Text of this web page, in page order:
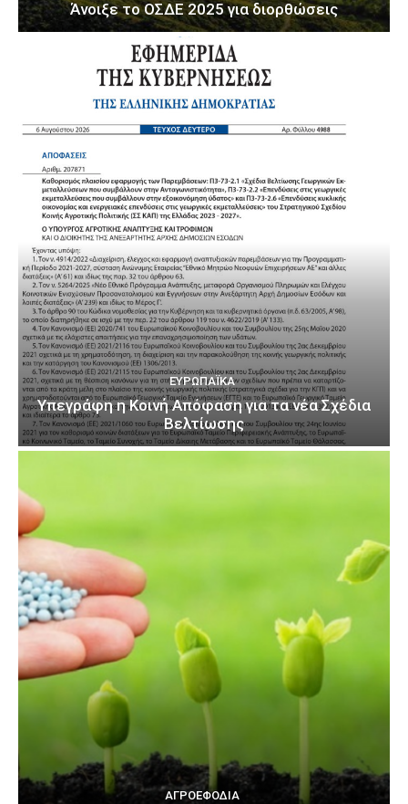
Άνοιξε το ΟΣΔΕ 2025 για διορθώσεις
ΕΥΡΩΠΑΪΚΆ
Υπεγράφη η Κοινή Απόφαση για τα νέα Σχέδια
Βελτίωσης
ΑΓΡΟΕΦΌΔΙΑ